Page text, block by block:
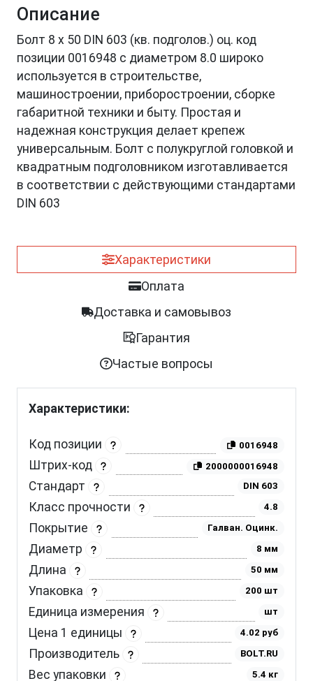
Описание
Болт 8 х 50 DIN 603 (кв. подголов.) оц. код
позиции 0016948 с диаметром 8.0 широко
используется в строительстве,
машиностроении, приборостроении, сборке
габаритной техники и быту. Простая и
надежная конструкция делает крепеж
универсальным. Болт с полукруглой головкой и
квадратным подголовником изготавливается
в соответствии с действующими стандартами
DIN 603
Характеристики
Оплата
Доставка и самовывоз
Гарантия
Частые вопросы
Характеристики:
Код позиции 0016948
Штрих-код 2000000016948
Стандарт DIN 603
Класс прочности 4.8
Покрытие Галван. Оцинк.
Диаметр 8 мм
Длина 50 мм
Упаковка 200 шт
Единица измерения шт
Цена 1 единицы 4.02 руб
Производитель BOLT.RU
Вес упаковки 5.4 кг